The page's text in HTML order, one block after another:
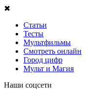
✖
Статьи
Тесты
Мультфильмы
Смотреть онлайн
Город цифр
Мульт и Магия
Наши соцсети